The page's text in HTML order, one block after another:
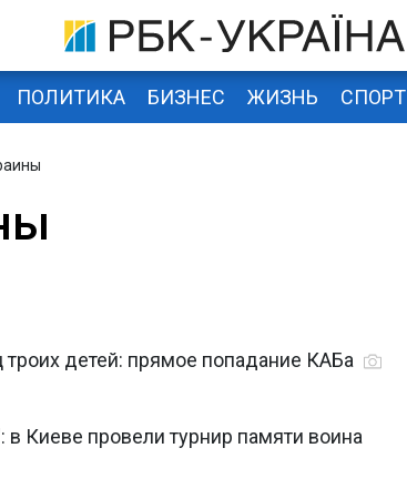
ПОЛИТИКА БИЗНЕС ЖИЗНЬ СПОРТ
троих детей: прямое попадание КАБа
в Киеве провели турнир памяти воина